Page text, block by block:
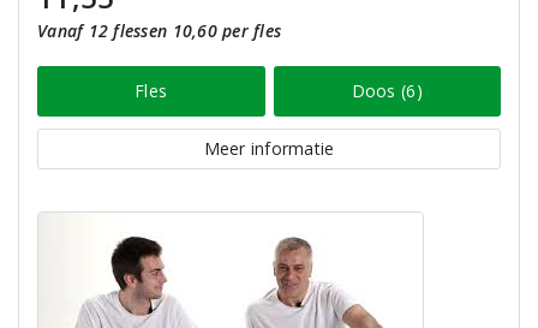
Vanaf 12 flessen 10,60 per fles
Fles Doos (6)
Meer informatie